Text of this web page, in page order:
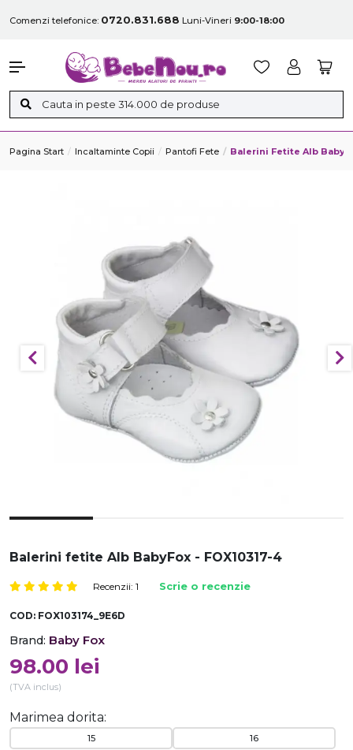
Comenzi telefonice: 0720.831.688 Luni-Vineri 9:00-18:00
Pagina Start Incaltaminte Copii Pantofi Fete Balerini Fetite Alb
Balerini fetite Alb BabyFox - FOX10317-4
Recenzii: 1 Scrie o recenzie
COD: FOX103174_9E6D
Brand: Baby Fox
98.00 lei
(TVA inclus)
Marimea dorita:
15 16